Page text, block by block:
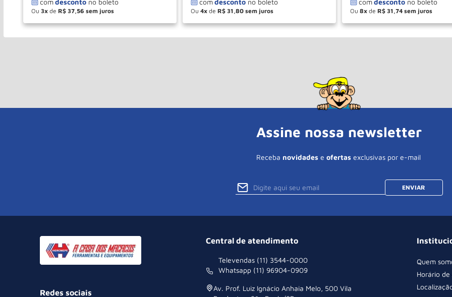
Ou 3 de R$ 37,56
＋
－ COMPRAR
Ou 4 de R$ 31,80
＋
－ COMPRAR
Ou 8 de R$ 31,74
＋
－
Assine nossa newsletter
Receba novidades e ofertas exclusivas por e-mail
ENVIAR
Redes sociais
Central de atendimento
Televendas (11) 3544-0000
Whatsapp (11) 96904-0909
Av. Prof. Luiz Ignácio Anhaia Melo, 500 Vila
Quem
Horário